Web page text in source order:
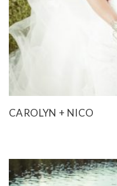
CAROLYN + NICO